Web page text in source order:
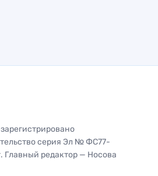
серия Эл № ФС77-
Главный редактор — Носова